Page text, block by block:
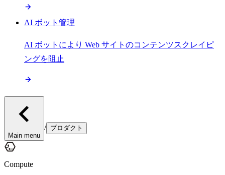
AI ボット管理
AI ボットにより Web サイトのコンテンツスクレイピ
ングを阻止
Main menu
/ プロダクト
Compute